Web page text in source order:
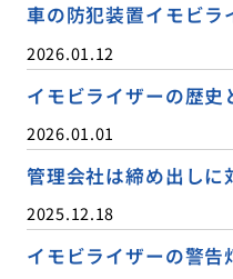
車の防犯装置イモビラ
2026.01.12
イモビライザーの歴史
2026.01.01
管理会社は締め出しに
2025.12.18
イモビライザーの警告